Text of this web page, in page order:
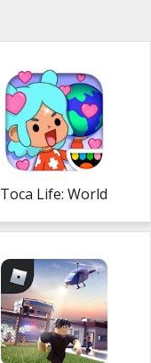
Toca Life: World